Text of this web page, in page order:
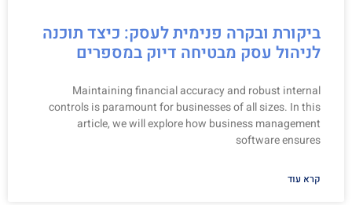
ביקורת ובקרה פנימית לעסק: כיצד תוכנה
לניהול עסק מבטיחה דיוק במספרים
Maintaining financial accuracy and robust internal
controls is paramount for businesses of all sizes. In this
article, we will explore how business management
software ensures
קרא עוד